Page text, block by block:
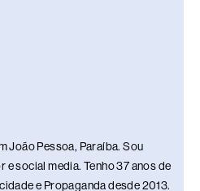
João Pessoa, Paraíba. Sou
social media. Tenho 37 anos de
e Propaganda desde 2013.